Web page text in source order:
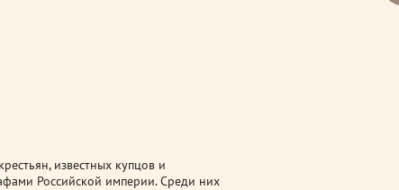
известных купцов и
Российской империи. Среди них